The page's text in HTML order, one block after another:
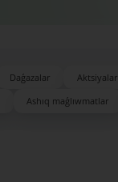
Daǵazalar Aktsiyalar
Ashıq maǵlıwmatlar